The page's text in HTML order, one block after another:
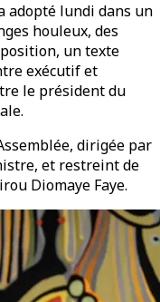
adopté lundi dans un
houleux, des
un texte
exécutif et
le président du
dirigée par
et restreint de
Diomaye Faye.